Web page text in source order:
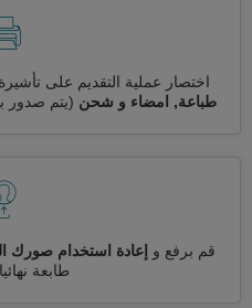
اختصار عملية التقديم على
طباعة, امضاء و شحن (يتم صدور
قم برفع و إعادة استخدام صورك
طابعة